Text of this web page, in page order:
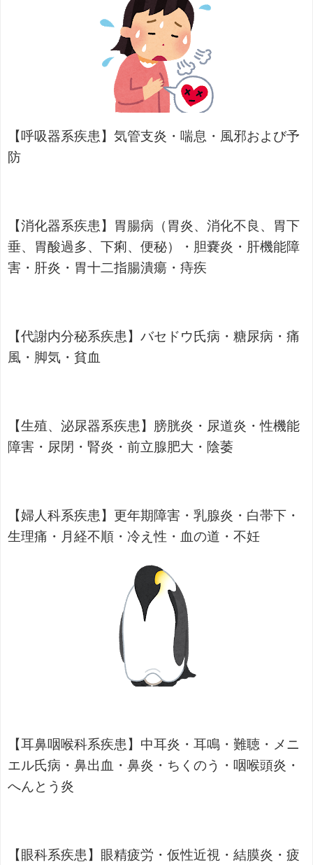
【呼吸器系疾患】気管支炎・喘息・風邪および予
防
【消化器系疾患】胃腸病（胃炎、消化不良、胃下
垂、胃酸過多、下痢、便秘）・胆嚢炎・肝機能障
害・肝炎・胃十二指腸潰瘍・痔疾
【代謝内分秘系疾患】バセドウ氏病・糖尿病・痛
風・脚気・貧血
【生殖、泌尿器系疾患】膀胱炎・尿道炎・性機能
障害・尿閉・腎炎・前立腺肥大・陰萎
【婦人科系疾患】更年期障害・乳腺炎・白帯下・
生理痛・月経不順・冷え性・血の道・不妊
【耳鼻咽喉科系疾患】中耳炎・耳鳴・難聴・メニ
エル氏病・鼻出血・鼻炎・ちくのう・咽喉頭炎・
へんとう炎
【眼科系疾患】眼精疲労・仮性近視・結膜炎・疲